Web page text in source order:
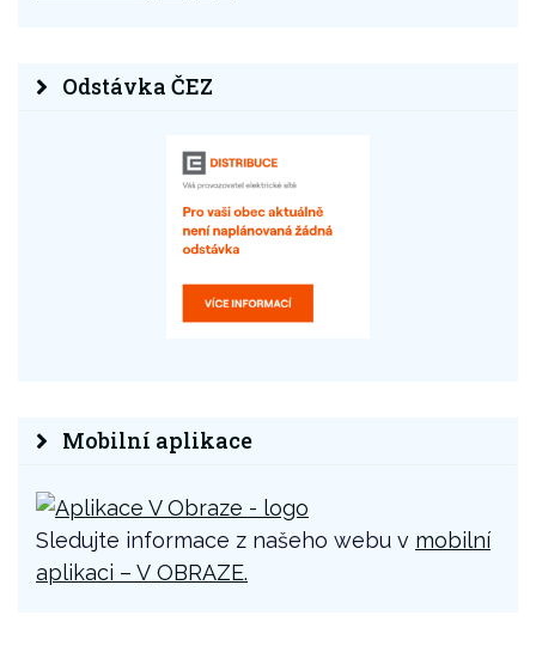
Odstávka ČEZ
Mobilní aplikace
Sledujte informace z našeho webu v mobilní
aplikaci – V OBRAZE.